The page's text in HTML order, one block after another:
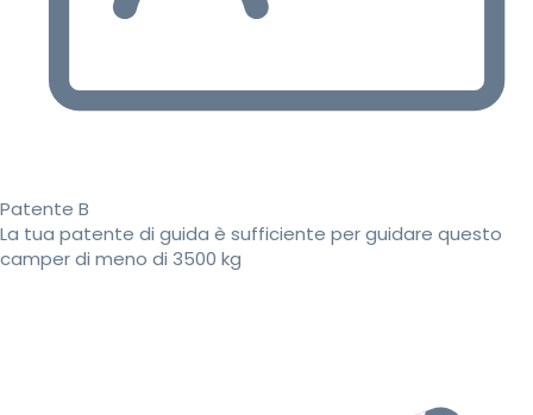
Patente B
La tua patente di guida è sufficiente per guidare questo
camper di meno di 3500 kg